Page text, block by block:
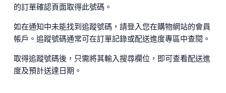
的訂單確認頁面取得此號碼。
如在通知中未能找到追蹤號碼，請登入您在購物網站的會員
帳戶。追蹤號碼通常可在訂單記錄或配送進度專區中查閱。
取得追蹤號碼後，只需將其輸入搜尋欄位，即可查看配送進
度及預計送達日期。